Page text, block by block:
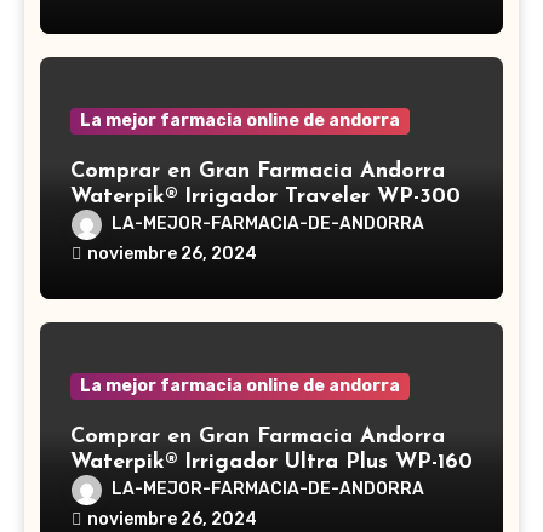
en la medicina tradicional asiática
La mejor farmacia online de andorra
Comprar en Gran Farmacia Andorra
Waterpik® Irrigador Traveler WP-300
LA-MEJOR-FARMACIA-DE-ANDORRA
noviembre 26, 2024
La mejor farmacia online de andorra
Comprar en Gran Farmacia Andorra
Waterpik® Irrigador Ultra Plus WP-160
LA-MEJOR-FARMACIA-DE-ANDORRA
noviembre 26, 2024